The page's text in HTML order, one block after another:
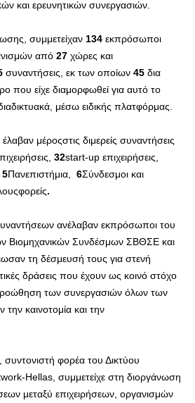
και ερευνητικών συνεργασιών.
συμμετείχαν 134 εκπρόσωποι
από 27 χώρες και
συναντήσεις, εκ των οποίων 45 δια
που είχε διαμορφωθεί για αυτό το
μέσω ειδικής πλατφόρμας.
μέροςστις διμερείς συναντήσεις
32start-up επιχειρήσεις,
5Πανεπιστήμια, 6Σύνδεσμοι και
.
ανέλαβαν εκπρόσωποι του
Βιομηχανικών Συνδέσμων ΣΒΘΣΕ και
τη δέσμευσή τους για στενή
δράσεις που έχουν ως κοινό στόχο
των συνεργασιών όλων των
καινοτομία και την
φορέα του Δικτύου
Hellas, συμμετείχε στη διοργάνωση
μεταξύ επιχειρήσεων, οργανισμών